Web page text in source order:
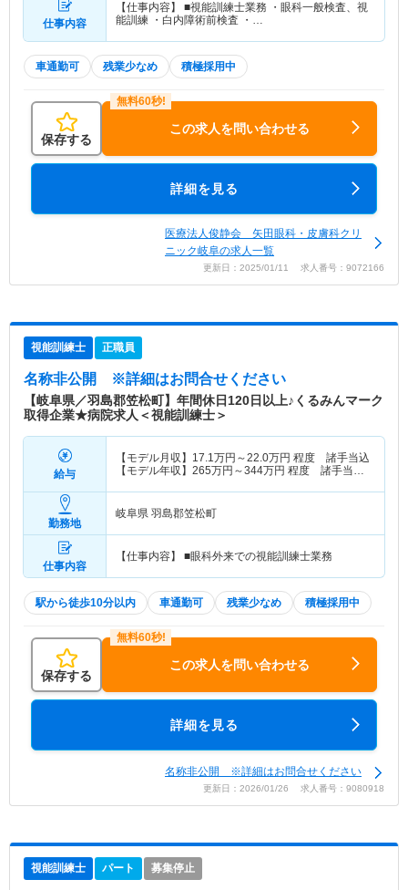
仕事内容
【仕事内容】 ■視能訓練士業務 ・眼科一般検査、視
能訓練 ・白内障術前検査 ・…
車通勤可 残業少なめ 積極採用中
保存する
この求人を問い合わせる
詳細を見る
医療法人俊静会 矢田眼科・皮膚科クリ
ニック岐阜の求人一覧
更新日：2025/01/11 求人番号：9072166
視能訓練士 正職員
名称非公開 ※詳細はお問合せください
【岐阜県／羽島郡笠松町】年間休日120日以上♪くるみんマーク
取得企業★病院求人＜視能訓練士＞
給与
【モデル月収】 17.1万円～22.0万円 程度 諸手当込
【モデル年収】 265万円～344万円 程度 諸手当・
勤務地
岐阜県 羽島郡笠松町
仕事内容
【仕事内容】 ■眼科外来での視能訓練士業務
駅から徒歩10分以内 車通勤可 残業少なめ 積極採用中
保存する
この求人を問い合わせる
詳細を見る
名称非公開 ※詳細はお問合せください
更新日：2026/01/26 求人番号：9080918
視能訓練士 パート 募集停止